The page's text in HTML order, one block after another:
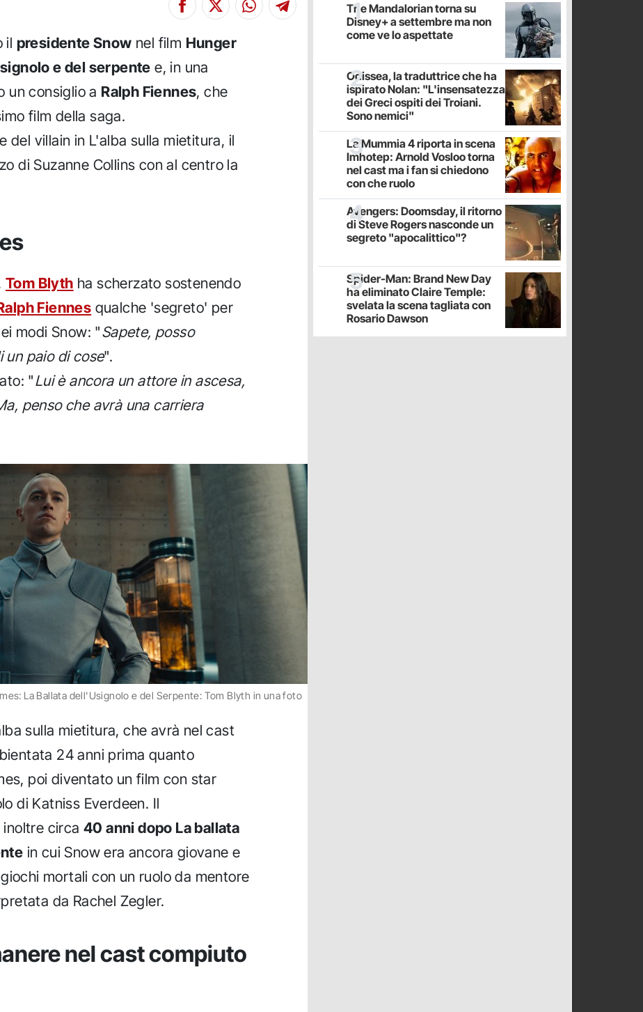
il presidente Snow nel film Hunger
e del serpente e, in una
un consiglio a Ralph Fiennes, che
film della saga.
del villain in L'alba sulla mietitura, il
di Suzanne Collins con al centro la
Tom Blyth ha scherzato sostenendo
Fiennes qualche 'segreto' per
modi Snow: "Sapete, posso
un paio di cose".
"Lui è ancora un attore in ascesa,
penso che avrà una carriera
La Ballata dell'Usignolo e del Serpente: Tom Blyth in una foto
sulla mietitura, che avrà nel cast
24 anni prima quanto
poi diventato un film con star
di Katniss Everdeen. Il
circa 40 anni dopo La ballata
in cui Snow era ancora giovane e
mortali con un ruolo da mentore
da Rachel Zegler.
nel cast compiuto
The Mandalorian torna su
Disney+ a settembre ma non
come ve lo aspettate
Odissea, la traduttrice che ha
ispirato Nolan: "L'insensatezza
dei Greci ospiti dei Troiani.
Sono nemici"
La Mummia 4 riporta in scena
Imhotep: Arnold Vosloo torna
nel cast ma i fan si chiedono
con che ruolo
Avengers: Doomsday, il ritorno
di Steve Rogers nasconde un
segreto "apocalittico"?
Spider-Man: Brand New Day
ha eliminato Claire Temple:
svelata la scena tagliata con
Rosario Dawson